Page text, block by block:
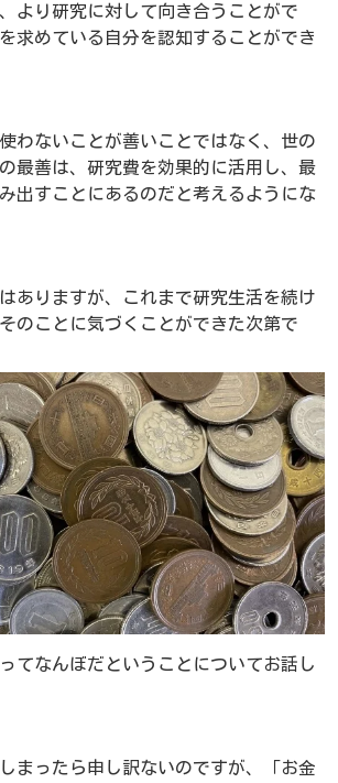
より研究に対して向き合うことがで
求めている自分を認知することができ
わないことが善いことではなく、世の
最善は、研究費を効果的に活用し、最
出すことにあるのだと考えるようにな
ありますが、これまで研究生活を続け
のことに気づくことができた次第で
てなんぼだということについてお話し
まったら申し訳ないのですが、「お金